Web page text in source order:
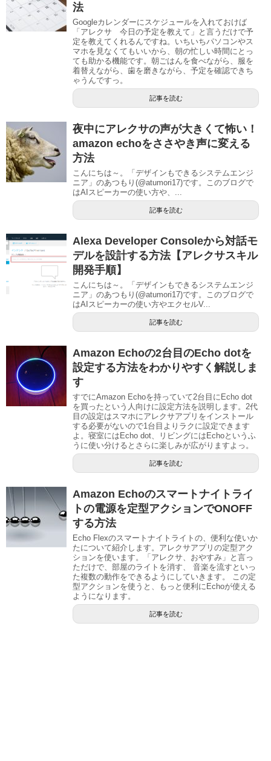
法
Googleカレンダーにスケジュールを入れておけば
「アレクサ 今日の予定を教えて」と言うだけで予
定を教えてくれるんですね。いちいちパソコンやス
マホを見なくてもいいから、朝の忙しい時間にとっ
ても助かる機能です。朝ごはんを食べながら、服を
着替えながら、歯を磨きながら、予定を確認できち
ゃうんですっ。
記事を読む
夜中にアレクサの声が大きくて怖い！
amazon echoをささやき声に変える
方法
こんにちは～。「デザインもできるシステムエンジ
ニア」のあつもり(@atumori17)です。このブログで
はAIスピーカーの使い方や、...
記事を読む
Alexa Developer Consoleから対話モ
デルを設計する方法【アレクサスキル
開発手順】
こんにちは～。「デザインもできるシステムエンジ
ニア」のあつもり(@atumori17)です。このブログで
はAIスピーカーの使い方やエクセルV...
記事を読む
Amazon Echoの2台目のEcho dotを
設定する方法をわかりやすく解説しま
す
すでにAmazon Echoを持っていて2台目にEcho dot
を買ったという人向けに設定方法を説明します。2代
目の設定はスマホにアレクサアプリをインストール
する必要がないので1台目よりラクに設定できます
よ。寝室にはEcho dot、リビングにはEchoというふ
うに使い分けるとさらに楽しみが広がりますよっ。
記事を読む
Amazon Echoのスマートナイトライ
トの電源を定型アクションでONOFF
する方法
Echo Flexのスマートナイトライトの、便利な使いか
たについて紹介します。アレクサアプリの定型アク
ションを使います。「アレクサ、おやすみ」と言っ
ただけで、部屋のライトを消す、 音楽を流すといっ
た複数の動作をできるようにしていきます。 この定
型アクションを使うと、もっと便利にEchoが使える
ようになります。
記事を読む